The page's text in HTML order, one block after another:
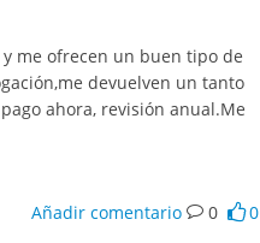
me ofrecen un buen tipo de
devuelven un tanto
ahora, revisión anual.Me
Añadir comentario 0 0